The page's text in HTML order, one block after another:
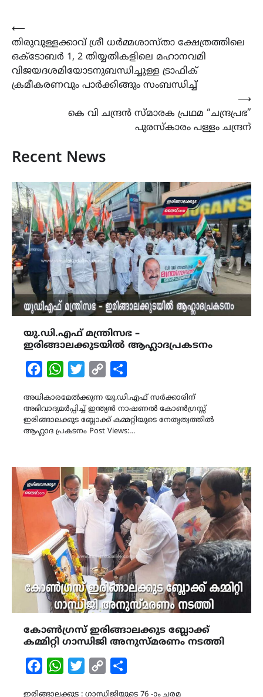
Post
navigation
⟵
തിരുവുള്ളക്കാവ് ശ്രീ ധർമ്മശാസ്താ ക്ഷേത്രത്തിലെ
ഒക്ടോബർ 1, 2 തിയ്യതികളിലെ മഹാനവമി
വിജയദശമിയോടനുബന്ധിച്ചുള്ള ട്രാഫിക്
ക്രമീകരണവും പാർക്കിങ്ങും സംബന്ധിച്ച്
കെ വി ചന്ദ്രൻ സ്മാരക പ്രഥമ “ചന്ദ്രപ്രഭ”
പുരസ്കാരം പള്ളം ചന്ദ്രന്
⟶
Recent News
യു.ഡി.എഫ് മന്ത്രിസഭ –
ഇരിങ്ങാലക്കുടയിൽ ആഹ്ലാദപ്രകടനം
FacebookWhatsAppTwitterCopy
അധികാരമേൽക്കുന്ന യു.ഡി.എഫ് സർക്കാരിന്
അഭിവാദ്യമർപ്പിച്ച് ഇന്ത്യൻ നാഷണൽ കോൺഗ്രസ്സ്
ഇരിങ്ങാലക്കുട ബ്ലോക്ക് കമ്മറ്റിയുടെ നേതൃത്വത്തിൽ
ആഹ്ലാദ പ്രകടനം Post Views:…
കോൺഗ്രസ് ഇരിങ്ങാലക്കുട ബ്ലോക്ക്
കമ്മിറ്റി ഗാന്ധിജി അനുസ്മരണം നടത്തി
FacebookWhatsAppTwitterCopy
ഇരിങ്ങാലക്കുട : ഗാന്ധിജിയുടെ 76 -ാം ചരമ